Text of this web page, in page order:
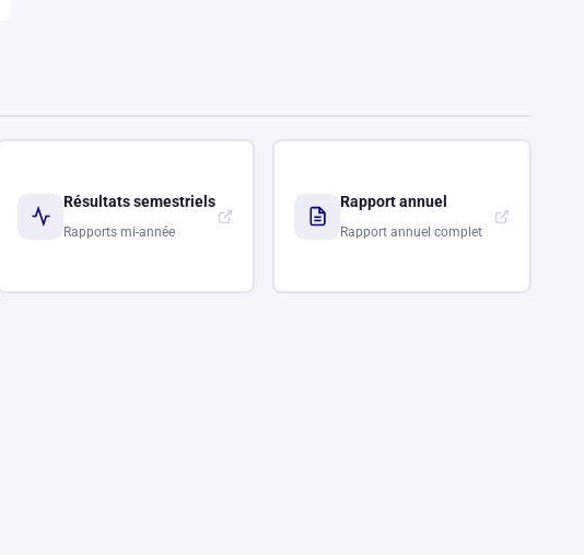
Résultats semestriels
Rapports mi-année
Rapport annuel
Rapport annuel complet